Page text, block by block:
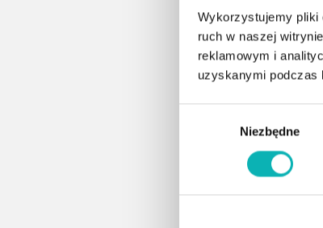
Wykorzystujemy pliki
ruch w naszej
reklamowym i
uzyskanymi podczas
Niezbędne